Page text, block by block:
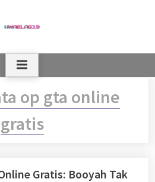
op gta online
gratis
Gratis: Booyah Tak